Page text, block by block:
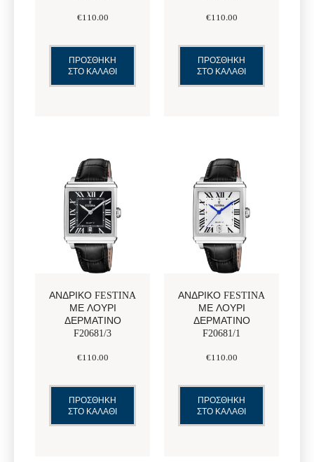
€110.00
ΠΡΟΣΘΗΚΗ
ΣΤΟ ΚΑΛΑΘΙ
€110.00
ΠΡΟΣΘΗΚΗ
ΣΤΟ ΚΑΛΑΘΙ
ΑΝΔΡΙΚΌ FESTINA
ΜΕ ΛΟΥΡΊ
ΔΕΡΜΆΤΙΝΟ
F20681/3
€110.00
ΠΡΟΣΘΗΚΗ
ΣΤΟ ΚΑΛΑΘΙ
ΑΝΔΡΙΚΌ FESTINA
ΜΕ ΛΟΥΡΊ
ΔΕΡΜΆΤΙΝΟ
F20681/1
€110.00
ΠΡΟΣΘΗΚΗ
ΣΤΟ ΚΑΛΑΘΙ